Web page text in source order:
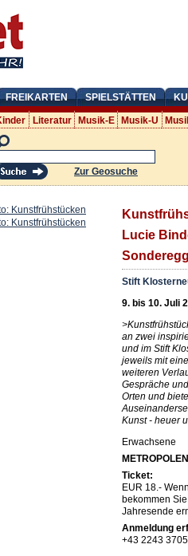
FREIKARTEN SPIELSTÄTTEN
Literatur Musik-E Musik-U
Zur Geosuche
Lucie
Stift
9. bis 10. Juli
an zwei
und im Stift
jeweils mit
weiteren
Gespräche
Orten und
Kunst - heuer
Erwachsene
METROPOLEN
Ticket:
EUR 18.-
bekommen
Jahresende
Anmeldung
+43 2243